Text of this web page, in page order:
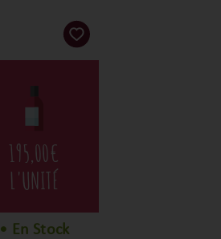
195,00€
L'UNITÉ
• En Stock